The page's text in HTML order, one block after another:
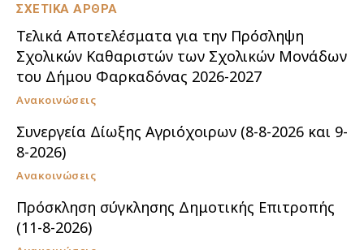
ΣΧΕΤΙΚΑ ΑΡΘΡΑ
Τελικά Αποτελέσματα για την Πρόσληψη
Σχολικών Καθαριστών των Σχολικών Μονάδων
του Δήμου Φαρκαδόνας 2026-2027
Ανακοινώσεις
Συνεργεία Δίωξης Αγριόχοιρων (8-8-2026 και 9-
8-2026)
Ανακοινώσεις
Πρόσκληση σύγκλησης Δημοτικής Επιτροπής
(11-8-2026)